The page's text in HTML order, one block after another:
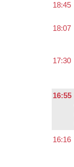
18:45
18:07
17:30
16:55
16:16